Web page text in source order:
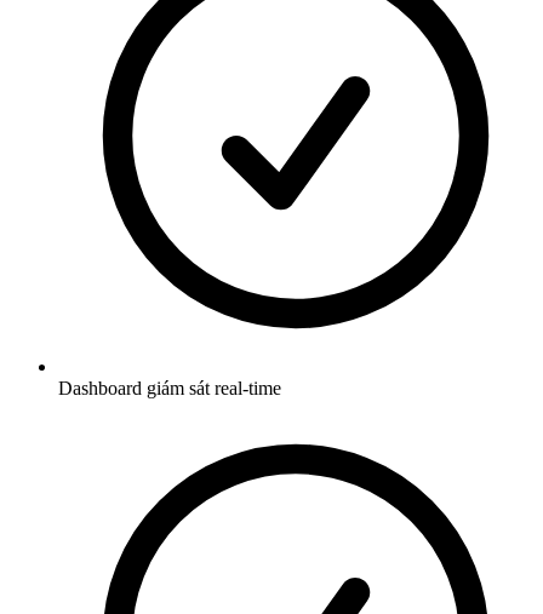
Dashboard giám sát real-time